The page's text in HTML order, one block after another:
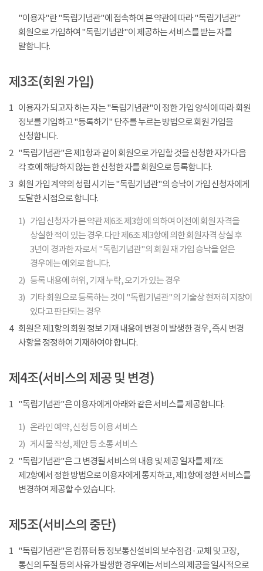
"이용자"란 "독립기념관"에 접속하여 본 약관에 따라 "독립기념관"
회원으로 가입하여 "독립기념관"이 제공하는 서비스를 받는 자를
말합니다.
제3조(회원 가입)
1 이용자가 되고자 하는 자는 "독립기념관"이 정한 가입 양식에 따라 회원
정보를 기입하고 "등록하기" 단추를 누르는 방법으로 회원 가입을
신청합니다.
2 "독립기념관"은 제1항과 같이 회원으로 가입할 것을 신청한 자가 다음
각 호에 해당하지 않는 한 신청한 자를 회원으로 등록합니다.
3 회원 가입 계약의 성립 시기는 "독립기념관"의 승낙이 가입 신청자에게
도달한 시점으로 합니다.
1) 가입 신청자가 본 약관 제6조 제3항에 의하여 이전에 회원 자격을
상실한 적이 있는 경우. 다만 제6조 제3항에 의한 회원자격 상실 후
3년이 경과한 자로서 "독립기념관"의 회원 재 가입 승낙을 얻은
경우에는 예외로 합니다.
2) 등록 내용에 허위, 기재 누락, 오기가 있는 경우
3) 기타 회원으로 등록하는 것이 "독립기념관"의 기술상 현저히 지장이
있다고 판단되는 경우
4
회원은 제1항의 회원 정보 기재 내용에 변경 이 발생한 경우, 즉시 변경
사항을 정정하여 기재하여야 합니다.
제4조(서비스의 제공 및 변경)
1 "독립기념관"은 이용자에게 아래와 같은 서비스를 제공합니다.
1) 온라인 예약, 신청 등 이용 서비스
2) 게시물 작성, 제안 등 소통 서비스
2 "독립기념관"은 그 변경될 서비스의 내용 및 제공 일자를 제7조
제2항에서 정한 방법으로 이용자에게 통지하고, 제1항에 정한 서비스를
변경하여 제공할 수 있습니다.
제5조(서비스의 중단)
1 "독립기념관"은 컴퓨터 등 정보통신설비의 보수점검 · 교체 및 고장,
통신의 두절 등의 사유가 발생한 경우에는 서비스의 제공을 일시적으로